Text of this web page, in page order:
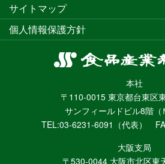
食
産
業
新
聞
社
ニ
本社
〒110-0015 東京都台東区
サンフィールドビル8階
TEL:03-6231-6091（代表）
大阪支局
〒530-0044 大阪市北区東
サイトマップ
個人情報保護方針